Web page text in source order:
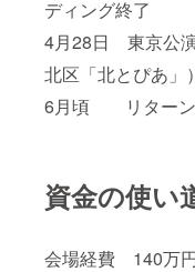
ディング終了
4月28日 東京公
北区「北とぴあ」）
6月頃 リターン
資金の使い
会場経費 140万